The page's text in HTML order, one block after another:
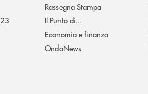
Rassegna Stampa
Il Punto di...
Economia e finanza
OndaNews